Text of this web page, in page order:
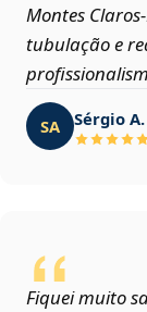
Montes
tubulação e
SA Sérgio A.
Fiquei muito